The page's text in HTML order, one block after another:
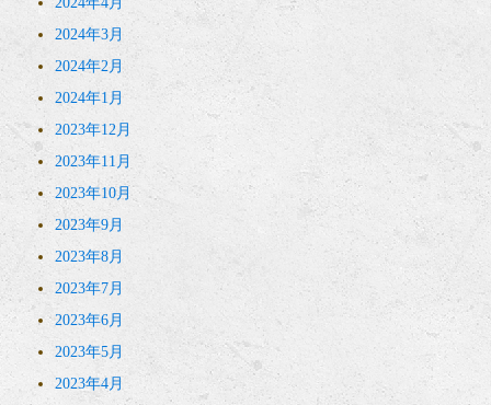
2024年3月
2024年2月
2024年1月
2023年12月
2023年11月
2023年10月
2023年9月
2023年8月
2023年7月
2023年6月
2023年5月
2023年4月